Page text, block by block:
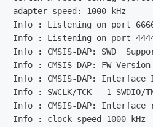
adapter speed: 1000 kHz
Info : Listening on port
Info : Listening on port
Info : CMSIS-DAP: SWD
Info : CMSIS-DAP: FW
Info : CMSIS-DAP: Interface
Info : SWCLK/TCK = 1 SWDIO/
Info : CMSIS-DAP: Interface
Info : clock speed 1000 kHz